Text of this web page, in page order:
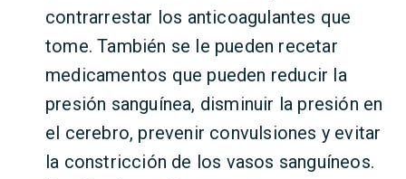
contrarrestar los anticoagulantes que
tome. También se le pueden recetar
medicamentos que pueden reducir la
presión sanguínea, disminuir la presión en
el cerebro, prevenir convulsiones y evitar
la constricción de los vasos sanguíneos.